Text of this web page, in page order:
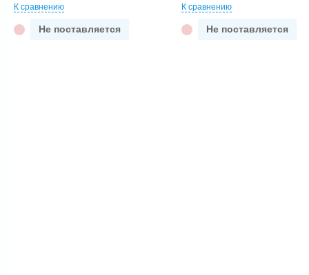
К сравнению
Не поставляется
К сравнению
Не поставляется